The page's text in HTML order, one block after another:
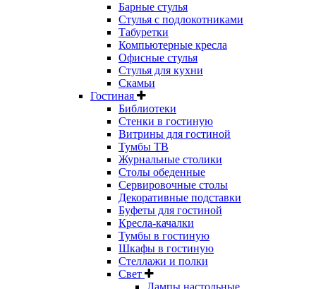
Барные стулья
Стулья с подлокотниками
Табуретки
Компьютерные кресла
Офисные стулья
Стулья для кухни
Скамьи
Гостиная
Библиотеки
Стенки в гостиную
Витрины для гостиной
Тумбы ТВ
Журнальные столики
Столы обеденные
Сервировочные столы
Декоративные подставки
Буфеты для гостиной
Кресла-качалки
Тумбы в гостиную
Шкафы в гостиную
Стеллажи и полки
Свет
Лампы настольные